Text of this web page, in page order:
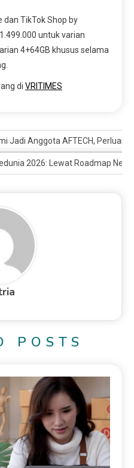
dan TikTok Shop by
untuk varian
4+64GB khusus selama
di VRITIMES
Jadi Anggota AFTECH, Perluas
2026: Lewat Roadmap Net
POSTS